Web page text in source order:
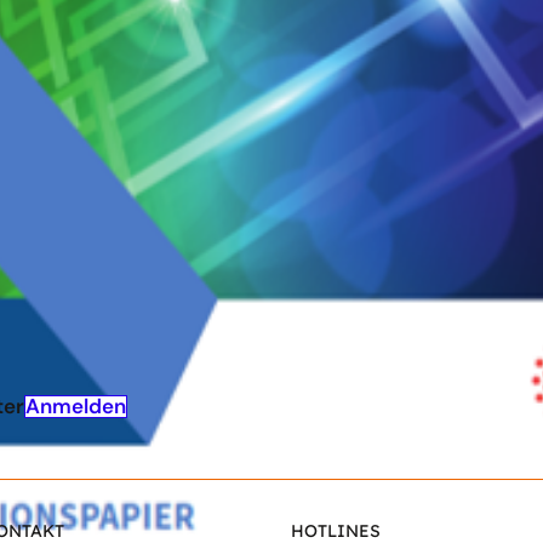
stets aus der höchsten Spannungsebene zur
im Diskussionspapier dargelegten Lösungsansätze
der Start-ups wider und sind mit
Investoren und Marktakteuren diskutiert worden. Sie
von innovations- und investitionsfreundlicheren
Anmelden
HOTLINES